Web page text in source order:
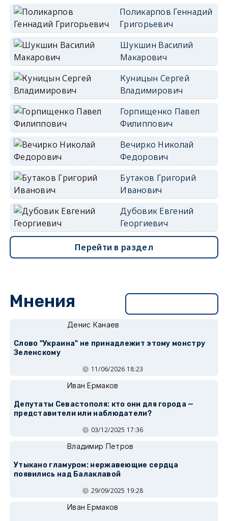
Поликарпов Геннадий
Григорьевич
Шукшин Василий
Макарович
Куницын Сергей
Владимирович
Горпищенко Павел
Филиппович
Вечирко Николай
Федорович
Бутаков Григорий
Иванович
Дубовик Евгений
Георгиевич
Перейти в раздел
Мнения
Денис Канаев
Слово "Украина" не принадлежит этому монстру
Зеленскому
11/06/2026 18:23
Иван Ермаков
Депутаты Севастополя: кто они для города —
представители или наблюдатели?
03/12/2025 17:36
Владимир Петров
Утыкано гламуром: нержавеющие сердца
появились над Балаклавой
29/09/2025 19:28
Иван Ермаков